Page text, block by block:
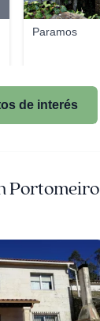
Paramos
de interés
Portomeiro